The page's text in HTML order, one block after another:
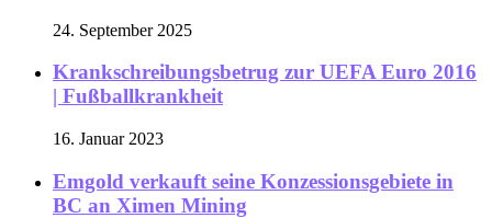
24. September 2025
Krankschreibungsbetrug zur UEFA Euro 2016
| Fußballkrankheit
16. Januar 2023
Emgold verkauft seine Konzessionsgebiete in
BC an Ximen Mining